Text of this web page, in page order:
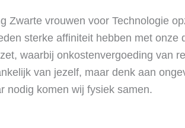
Zwarte vrouwen voor Technologie
sterke affiniteit hebben met onze
waarbij onkostenvergoeding van
van jezelf, maar denk aan
nodig komen wij fysiek samen.